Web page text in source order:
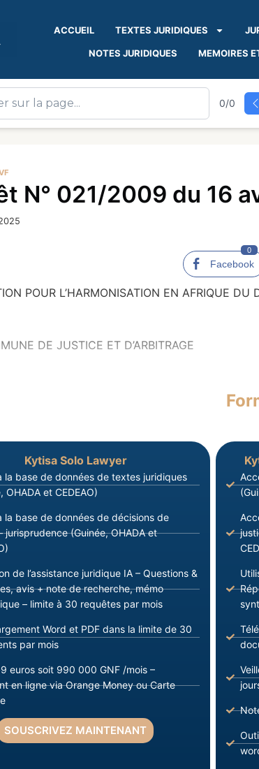
ACCUEIL TEXTES JURIDIQUES
NOTES JURIDIQUES MEMOIRES
0/0
N° 021/2009 du 16
Facebook
0
POUR L’HARMONISATION EN AFRIQUE DU
DE JUSTICE ET D’ARBITRAGE
Kytisa Solo Lawyer
la base de données de textes juridiques
OHADA et CEDEAO)
la base de données de décisions de
jurisprudence (Guinée, OHADA et
de l’assistance juridique IA – Questions &
avis + note de recherche, mémo
– limite à 30 requêtes par mois
Word et PDF dans la limite de 30
par mois
euros soit 990 000 GNF /mois –
en ligne via Orange Money ou Carte
SOUSCRIVEZ MAINTENANT